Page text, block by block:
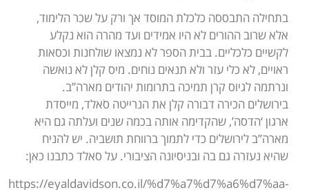
בתחילה התבססה כלכלת המוסד אך ורק על שכר הלימוד,
אלא שרוב ההורים לא היו אמידים ועד מהרה הוא נקלע
לקשיים כלכליים. בבית הספר לא נמצאו שולחנות וכסאות
ראויים, לא כלי עזר ולא תנאים נוחים. מיס קלן לא נואשה
ונרתמה לגיוס קרן תמיכה בתרומות יהודים מארה”ב.
בירושלים הכירה דבורה קלן את הנרייטה סֹאלד, מייסדת
ארגון ‘הדסה’, שהקדימה אותה בכמה שנים ועלתה גם היא
מארה”ב לירושלים כדי לתמוך ברווחת תושביה. יש להניח
שהיא נעזרה גם בה ובניסיונה הציבורי. על סאלד כתבנו כאן:
https://eyaldavidson.co.il/%d7%a7%d7%a6%d7%aa-